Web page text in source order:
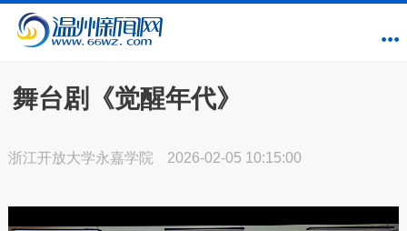
舞台剧《觉醒年代》
浙江开放大学永嘉学院 2026-02-05 10:15:00